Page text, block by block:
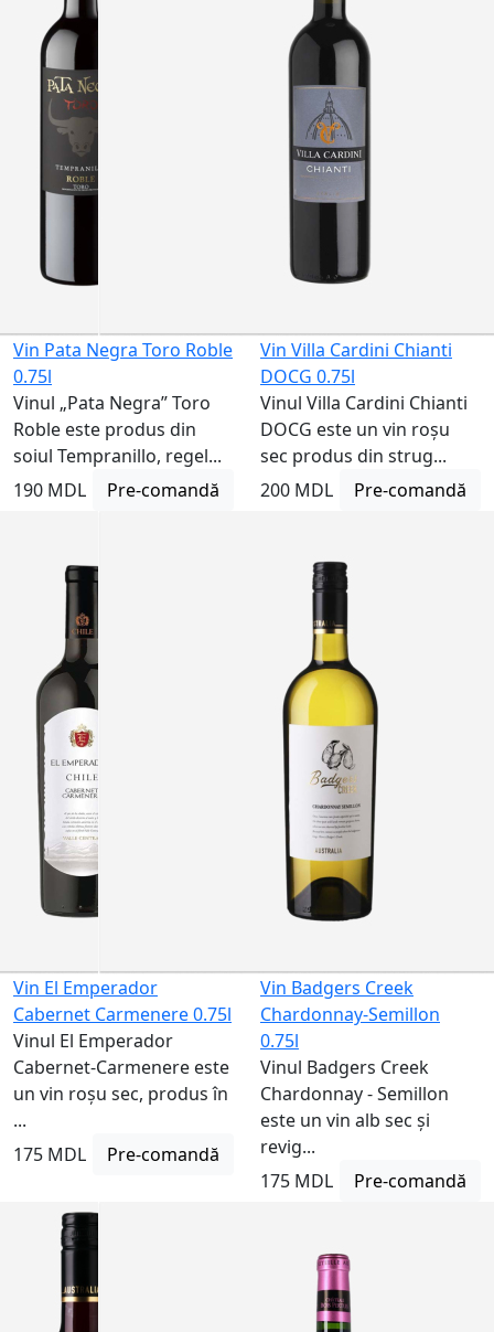
Nu este
disponibil
Vin Pata Negra Toro Roble
0.75l
Vinul „Pata Negra” Toro
Roble este produs din
soiul Tempranillo, regel...
190 MDL
Pre-comandă
Vin Villa Cardini Chianti
DOCG 0.75l
Vinul Villa Cardini Chianti
DOCG este un vin roșu
sec produs din strug...
200 MDL
Pre-comandă
Nu este
disponibil
Vin El Emperador
Cabernet Carmenere 0.75l
Vinul El Emperador
Cabernet-Carmenere este
un vin roșu sec, produs în
...
175 MDL
Pre-comandă
Vin Badgers Creek
Chardonnay-Semillon
0.75l
Vinul Badgers Creek
Chardonnay - Semillon
este un vin alb sec și
revig...
175 MDL
Pre-comandă